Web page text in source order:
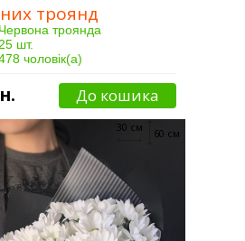
троянд
Червона троянда
25 шт.
чоловік(а)
До кошика
60 см
30 см